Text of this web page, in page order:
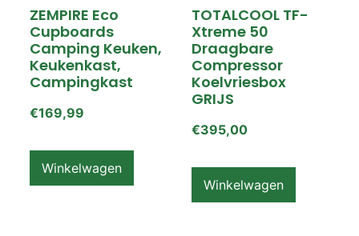
ZEMPIRE Eco
Cupboards
Camping Keuken,
Keukenkast,
Campingkast
€169,99
Winkelwagen
TOTALCOOL TF-
Xtreme 50
Draagbare
Compressor
Koelvriesbox
GRIJS
€395,00
Winkelwagen